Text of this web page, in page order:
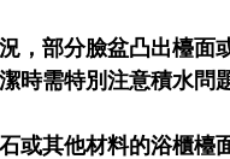
，部分臉盆凸出檯面
時需特別注意積水問題
或其他材料的浴櫃檯